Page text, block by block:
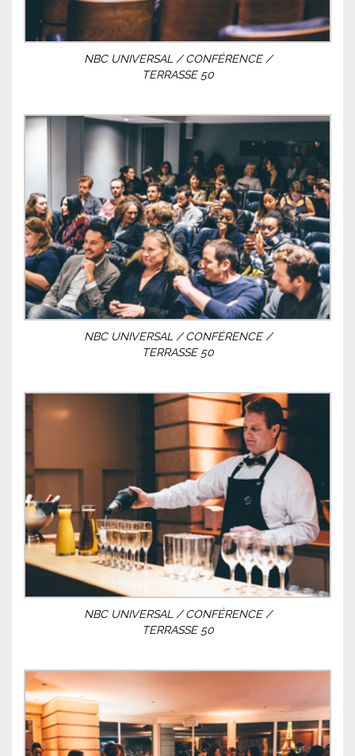
NBC UNIVERSAL / CONFÉRENCE /
TERRASSE 50
NBC UNIVERSAL / CONFÉRENCE /
TERRASSE 50
NBC UNIVERSAL / CONFÉRENCE /
TERRASSE 50